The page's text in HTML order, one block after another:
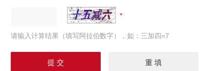
请输入计算结果（填写阿拉伯数字），如：三加四=7